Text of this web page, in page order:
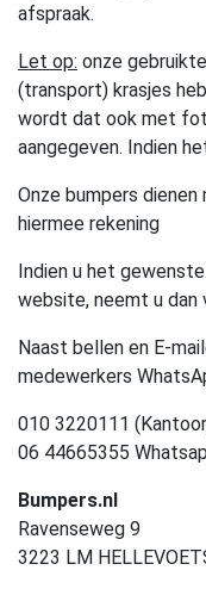
afspraak.
Let op: onze
(transport) krasjes
wordt dat ook met
aangegeven. Indien
Onze bumpers
hiermee rekening
Indien u het
website, neemt u
Naast bellen en E-
medewerkers
010 3220111
06 44665355
Bumpers.nl
Ravenseweg 9
3223 LM